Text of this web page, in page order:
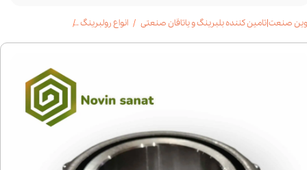
صنعت|تامین کننده بلبرینگ و یاتاقان صنعتی انواع رولبرینگ